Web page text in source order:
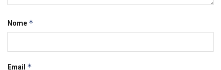
Nome *
Email *